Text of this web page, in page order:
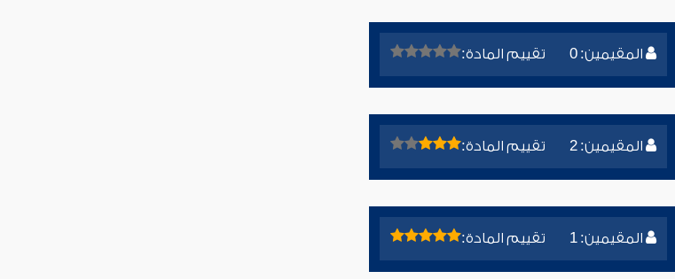
المقيمين: 0 تقييم المادة:
المقيمين: 2 تقييم المادة:
المقيمين: 1 تقييم المادة: